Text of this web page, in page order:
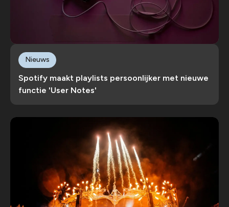
Spotify maakt playlists persoonlijker met nieuwe
functie 'User Notes'
Nieuws